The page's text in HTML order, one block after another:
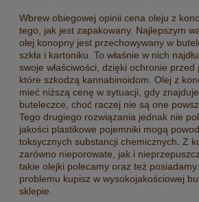
Wbrew obiegowej opinii cena oleju z
tego, jak jest zapakowany. Najlepszym
olej konopny jest przechowywany w
szkła i kartoniku. To właśnie w nich
swoje właściwości, dzięki ochronie przed
które szkodzą kannabinoidom. Olej z
mieć niższą cenę w sytuacji, gdy
buteleczce, choć raczej nie są one
Tego drugiego rozwiązania jednak nie
jakości plastikowe pojemniki mogą
toksycznych substancji chemicznych. Z
zarówno nieporowate, jak i
takie olejki polecamy oraz też
problemu kupisz w wysokojakościowej
sklepie.